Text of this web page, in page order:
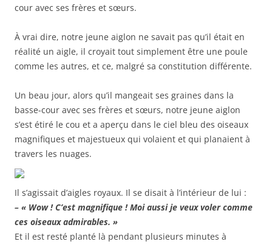
cour avec ses frères et sœurs.
À vrai dire, notre jeune aiglon ne savait pas qu’il était en
réalité un aigle, il croyait tout simplement être une poule
comme les autres, et ce, malgré sa constitution différente.
Un beau jour, alors qu’il mangeait ses graines dans la
basse-cour avec ses frères et sœurs, notre jeune aiglon
s’est étiré le cou et a aperçu dans le ciel bleu des oiseaux
magnifiques et majestueux qui volaient et qui planaient à
travers les nuages.
Il s’agissait d’aigles royaux. Il se disait à l’intérieur de lui :
– « Wow ! C’est magnifique ! Moi aussi je veux voler comme
ces oiseaux admirables. »
Et il est resté planté là pendant plusieurs minutes à